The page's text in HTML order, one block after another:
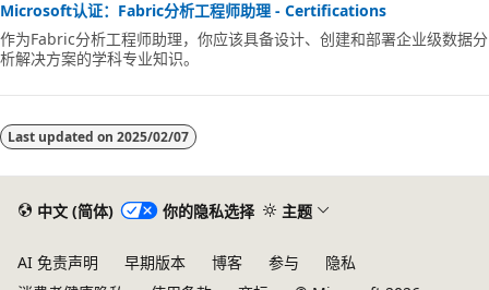
Microsoft认证：Fabric分析工程师助理 - Certifications
作为Fabric分析工程师助理，你应该具备设计、创建和部署企业级数据分
析解决方案的学科专业知识。
Last updated on 2025/02/07
中文 (简体) 你的隐私选择 主题
AI 免责声明 早期版本 博客 参与
隐私